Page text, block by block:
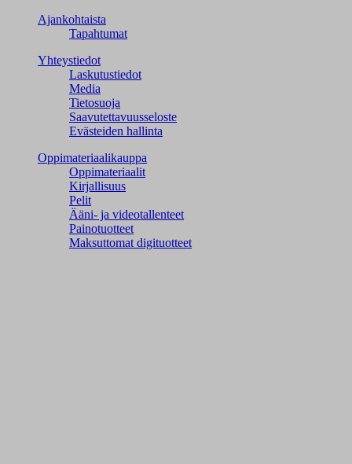
Ajankohtaista
Tapahtumat
Yhteystiedot
Laskutustiedot
Media
Tietosuoja
Saavutettavuusseloste
Evästeiden hallinta
Oppimateriaalikauppa
Oppimateriaalit
Kirjallisuus
Pelit
Ääni- ja videotallenteet
Painotuotteet
Maksuttomat digituotteet